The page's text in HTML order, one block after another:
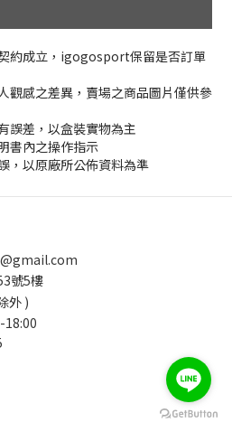
約成立，igogosport保留是否訂單
觀感之差異，賣場之商品圖片僅供參
誤差，以盒裝實物為主
書內之操作指示
，以原廠所公佈資料為準
立即購買
號5樓
外 )